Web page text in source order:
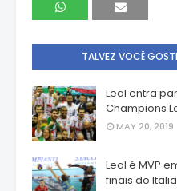
TALVEZ VOCÊ
Leal entra
Champions
MAY 20, 2019
Leal é MVP
finais do